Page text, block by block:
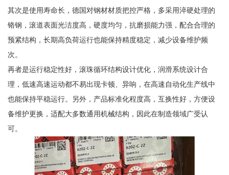
其次是使用寿命长，德国对钢材材质把控严格，多采用淬硬处理的
铬钢，滚道表面光洁度高，硬度均匀，抗磨损能力强，配合合理的
预紧结构，长期高负荷运行也能保持精度稳定，减少设备维护频
次。
再者是运行稳定性好，滚珠循环结构设计优化，润滑系统设计合
理，低速高速运动都不易出现卡顿、异响，在高速自动化生产线中
也能保持平稳运行。另外，产品标准化程度高，互换性好，方便设
备维护更换，适配大多数通用机械结构，因此在制造领域广受认
可。